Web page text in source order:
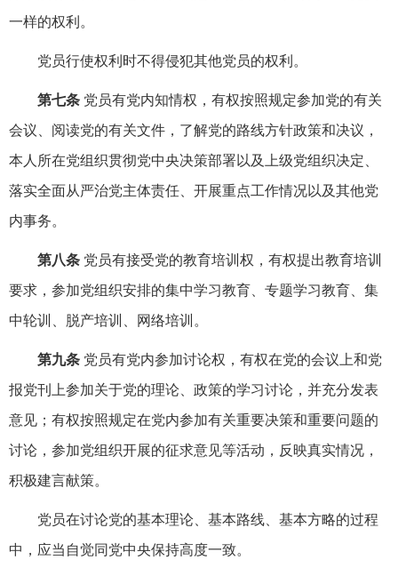
一样的权利。
党员行使权利时不得侵犯其他党员的权利。
第七条 党员有党内知情权，有权按照规定参加党的有关
会议、阅读党的有关文件，了解党的路线方针政策和决议，
本人所在党组织贯彻党中央决策部署以及上级党组织决定、
落实全面从严治党主体责任、开展重点工作情况以及其他党
内事务。
第八条 党员有接受党的教育培训权，有权提出教育培训
要求，参加党组织安排的集中学习教育、专题学习教育、集
中轮训、脱产培训、网络培训。
第九条 党员有党内参加讨论权，有权在党的会议上和党
报党刊上参加关于党的理论、政策的学习讨论，并充分发表
意见；有权按照规定在党内参加有关重要决策和重要问题的
讨论，参加党组织开展的征求意见等活动，反映真实情况，
积极建言献策。
党员在讨论党的基本理论、基本路线、基本方略的过程
中，应当自觉同党中央保持高度一致。